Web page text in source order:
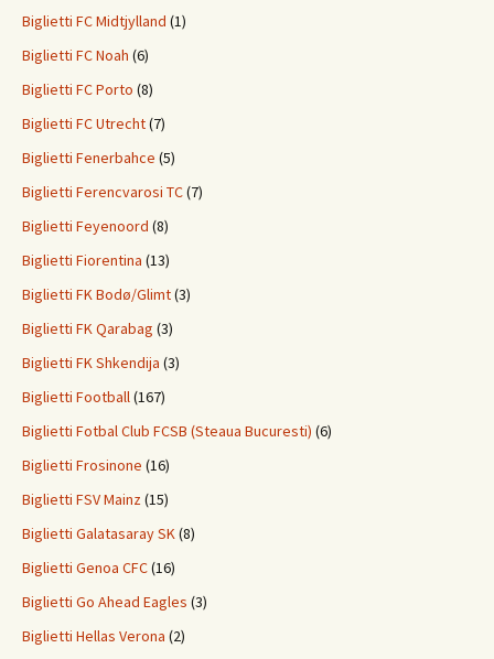
Biglietti FC Midtjylland (1)
Biglietti FC Noah (6)
Biglietti FC Porto (8)
Biglietti FC Utrecht(7)
Biglietti Fenerbahce (5)
Biglietti Ferencvarosi TC(7)
Biglietti Feyenoord (8)
Biglietti Fiorentina (13)
Biglietti FK Bodø/Glimt(3)
Biglietti FK Qarabag (3)
Biglietti FK Shkendija (3)
Biglietti Football(167)
Biglietti Fotbal Club FCSB (Steaua Bucuresti) (6)
Biglietti Frosinone (16)
Biglietti FSV Mainz(15)
Biglietti Galatasaray SK(8)
Biglietti Genoa CFC(16)
Biglietti Go Ahead Eagles (3)
Biglietti Hellas Verona (2)